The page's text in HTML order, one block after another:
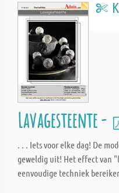
Lavagesteente -
. . . Iets voor elke dag! De
geweldig uit! Het effect van
eenvoudige techniek